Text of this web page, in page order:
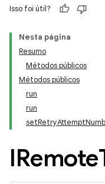
Isso foi útil?
Nesta página
Resumo
Métodos públicos
Métodos públicos
run
run
IRemote